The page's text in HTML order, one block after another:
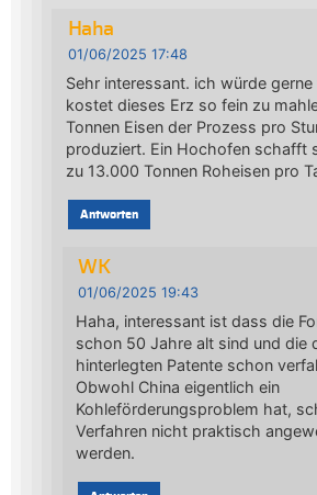
Haha
01/06/2025 17:48
Sehr interessant. ich würde
kostet dieses Erz so fein zu
Tonnen Eisen der Prozess pro
produziert. Ein Hochofen schafft
zu 13.000 Tonnen Roheisen pro
Antworten
WK
01/06/2025 19:43
Haha, interessant ist dass die
schon 50 Jahre alt sind und die
hinterlegten Patente schon
Obwohl China eigentlich ein
Kohleförderungsproblem hat,
Verfahren nicht praktisch
werden.